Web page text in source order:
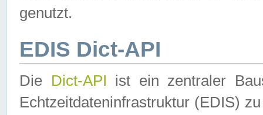
genutzt.
EDIS Dict-API
Die Dict-API ist ein zentraler
Echtzeitdateninfrastruktur (EDIS)